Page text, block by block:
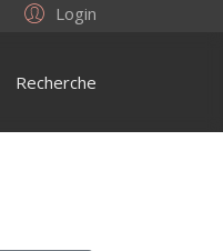
Login
Recherche